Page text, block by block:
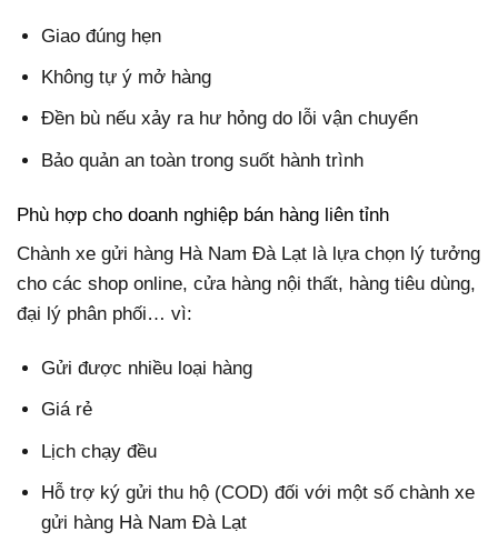
Giao đúng hẹn
Không tự ý mở hàng
Đền bù nếu xảy ra hư hỏng do lỗi vận chuyển
Bảo quản an toàn trong suốt hành trình
Phù hợp cho doanh nghiệp bán hàng liên tỉnh
Chành xe gửi hàng Hà Nam Đà Lạt là lựa chọn lý tưởng
cho các shop online, cửa hàng nội thất, hàng tiêu dùng,
đại lý phân phối… vì:
Gửi được nhiều loại hàng
Giá rẻ
Lịch chạy đều
Hỗ trợ ký gửi thu hộ (COD) đối với một số chành xe
gửi hàng Hà Nam Đà Lạt